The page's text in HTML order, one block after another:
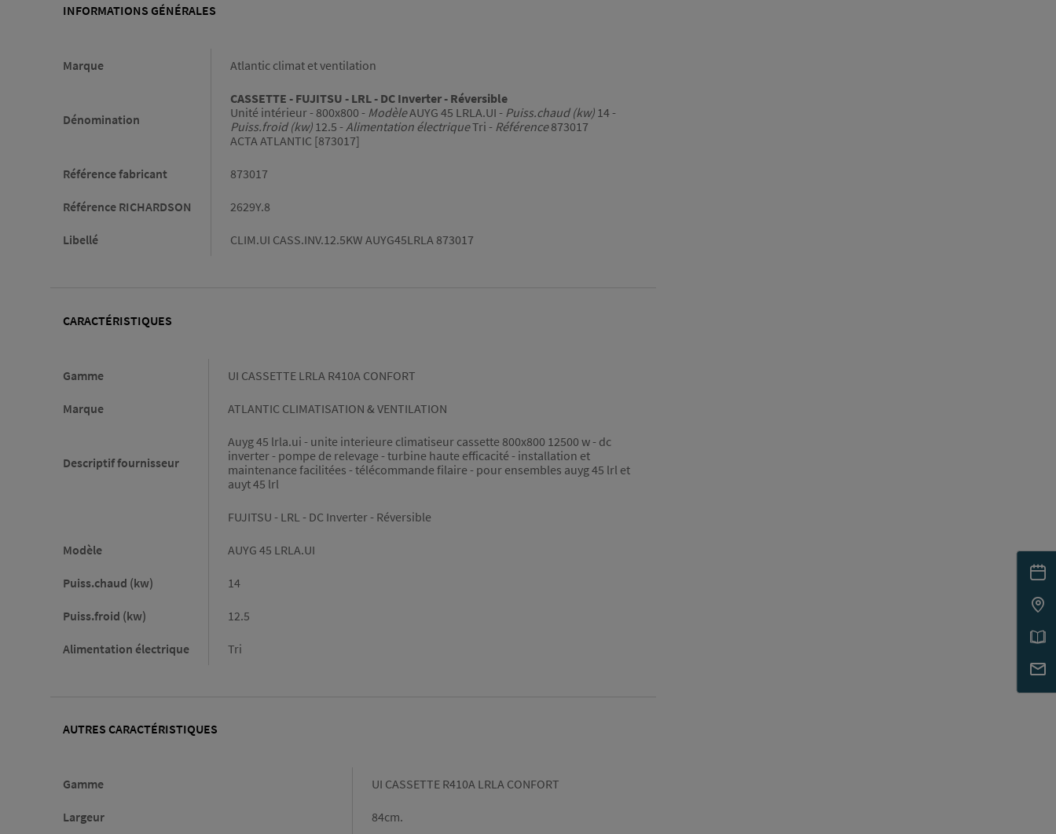
INFORMATIONS GÉNÉRALES
Marque Atlantic climat et ventilation
Dénomination
CASSETTE - FUJITSU - LRL - DC Inverter - Réversible
Unité intérieur - 800x800 - ModèleAUYG 45 LRLA.UI - Puiss.chaud (kw) 14 -
Puiss.froid (kw) 12.5 - Alimentation électriqueTri - Référence873017
ACTA ATLANTIC [873017]
Référence fabricant 873017
Référence RICHARDSON 2629Y.8
Libellé CLIM.UI CASS.INV.12.5KW AUYG45LRLA 873017
CARACTÉRISTIQUES
Gamme UI CASSETTE LRLA R410A CONFORT
Marque ATLANTIC CLIMATISATION & VENTILATION
Descriptif fournisseur
Auyg 45 lrla.ui - unite interieure climatiseur cassette 800x800 12500 w - dc
inverter - pompe de relevage - turbine haute efficacité - installation et
maintenance facilitées - télécommande filaire - pour ensembles auyg 45 lrl et
auyt 45 lrl
FUJITSU - LRL - DC Inverter - Réversible
Modèle AUYG 45 LRLA.UI
Puiss.chaud (kw) 14
Puiss.froid (kw) 12.5
Alimentation électrique Tri
AUTRES CARACTÉRISTIQUES
Gamme Gamme
UI CASSETTE R410A LRLA CONFORT
Largeur Largeur
84cm.